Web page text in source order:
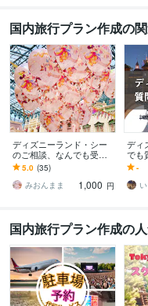
国内旅行プラン作成の
ディズニーランド・シー
のご相談、なんでも受け
ます ♡月2ディズニー♡元
年パス持ち♡ディズニー
の疑問を解決！
5.0 (35)
みおんまま
1,000 円
ディ
でも
提供
すぎ
方に
-
国内旅行プラン作成の